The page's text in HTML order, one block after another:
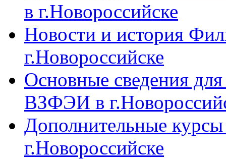
в г.Новороссийске
Новости и история
г.Новороссийске
Основные сведения
ВЗФЭИ в
Дополнительные
г.Новороссийске